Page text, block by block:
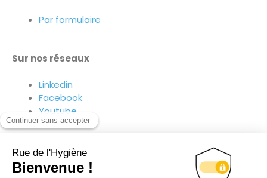
Par formulaire
Sur nos réseaux
Linkedin
Facebook
Youtube